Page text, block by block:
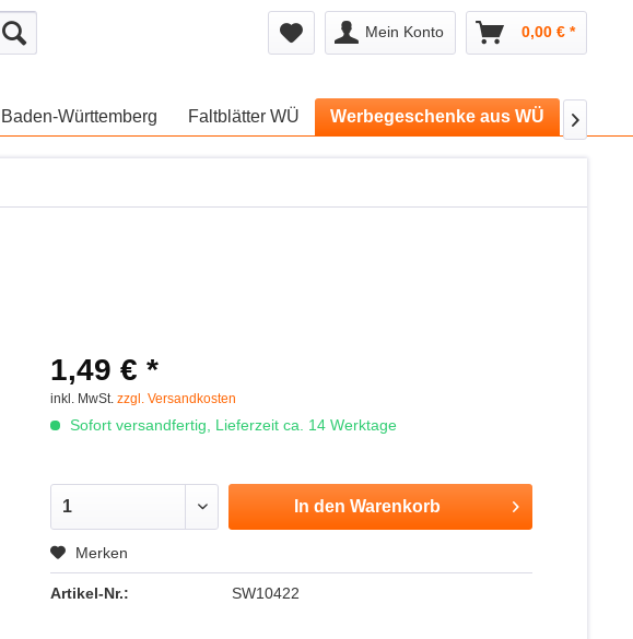
Mein Konto 0,00 € *
Baden-Württemberg Faltblätter WÜ Werbegeschenke aus WÜ 
1,49 € *
inkl. MwSt.zzgl. Versandkosten
Sofort versandfertig, Lieferzeit ca. 14 Werktage
In den Warenkorb
Merken
Artikel-Nr.: SW10422